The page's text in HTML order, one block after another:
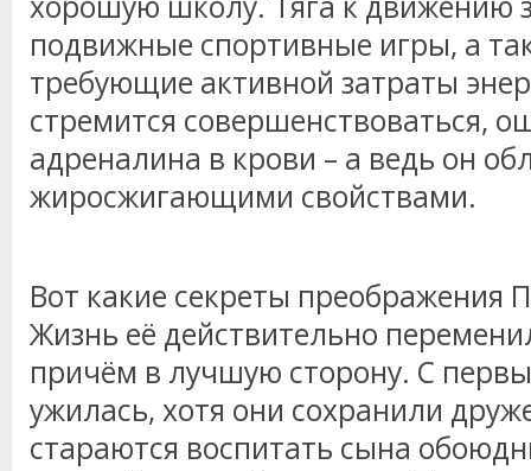
подвижные спортивные игры, а
требующие активной затраты
стремится совершенствоваться,
адреналина в крови – а ведь он
жиросжигающими свойствами.
Вот какие секреты преображения
Жизнь её действительно
причём в лучшую сторону. С
ужилась, хотя они сохранили
стараются воспитать сына